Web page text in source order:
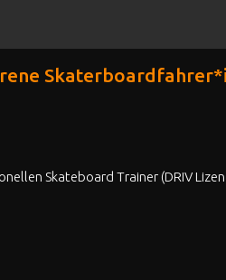
Skateboard Trainer (DRIV